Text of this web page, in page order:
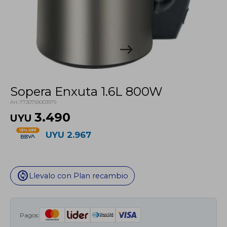
Sopera Enxuta 1.6L 800W
7730759003979
UYU 3.490
UYU 2.967
change_circle Llevalo con Plan recambio
Pagos: